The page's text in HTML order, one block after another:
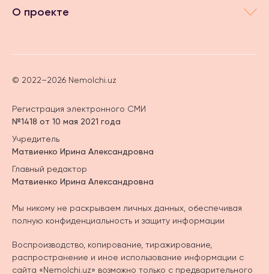
О проекте
© 2022–2026 Nemolchi.uz
Регистрация электронного СМИ
№1418 от 10 мая 2021 года
Учредитель
Матвиенко Ирина Александровна
Главный редактор
Матвиенко Ирина Александровна
Мы никому не раскрываем личных данных, обеспечивая
полную конфиденциальность и защиту информации
Воспроизводство, копирование, тиражирование,
распространение и иное использование информации с
сайта «Nemolchi.uz» возможно только с предварительного